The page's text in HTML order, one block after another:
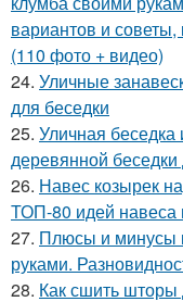
вариантов и советы,
(110 фото + видео)
24. Уличные
для беседки
25. Уличная беседка
деревянной беседки
26. Навес козырек
ТОП-80 идей навеса
27. Плюсы и минусы
руками.
28. Как сшить шторы